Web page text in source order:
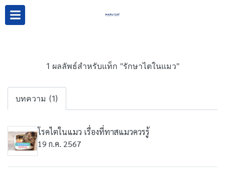
1 ผลลัพธ์สำหรับแท็ก "รักษาไตในแมว"
บทความ (1)
โรคไตในแมว เรื่องที่ทาสแมวควรรู้
19 ก.ค. 2567